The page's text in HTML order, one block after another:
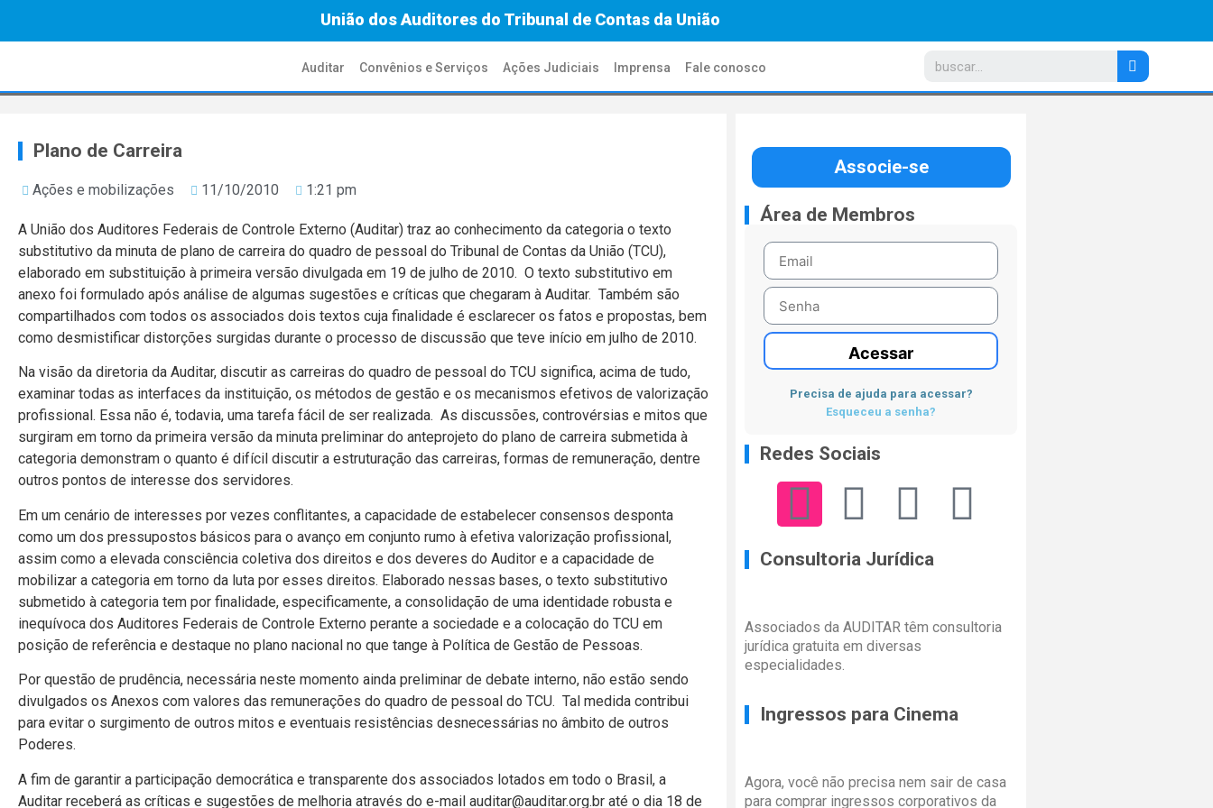
União dos Auditores do Tribunal de Contas da União
Auditar Convênios e Serviços Ações Judiciais Imprensa Fale conosco
Plano de Carreira
Ações e mobilizações 11/10/2010 1:21 pm
A União dos Auditores Federais de Controle Externo (Auditar) traz ao conhecimento da categoria o texto
substitutivo da minuta de plano de carreira do quadro de pessoal do Tribunal de Contas da União (TCU),
elaborado em substituição à primeira versão divulgada em 19 de julho de 2010. O texto substitutivo em
anexo foi formulado após análise de algumas sugestões e críticas que chegaram à Auditar. Também são
compartilhados com todos os associados dois textos cuja finalidade é esclarecer os fatos e propostas, bem
como desmistificar distorções surgidas durante o processo de discussão que teve início em julho de 2010.
Na visão da diretoria da Auditar, discutir as carreiras do quadro de pessoal do TCU significa, acima de tudo,
examinar todas as interfaces da instituição, os métodos de gestão e os mecanismos efetivos de valorização
profissional. Essa não é, todavia, uma tarefa fácil de ser realizada. As discussões, controvérsias e mitos que
surgiram em torno da primeira versão da minuta preliminar do anteprojeto do plano de carreira submetida à
categoria demonstram o quanto é difícil discutir a estruturação das carreiras, formas de remuneração, dentre
outros pontos de interesse dos servidores.
Em um cenário de interesses por vezes conflitantes, a capacidade de estabelecer consensos desponta
como um dos pressupostos básicos para o avanço em conjunto rumo à efetiva valorização profissional,
assim como a elevada consciência coletiva dos direitos e dos deveres do Auditor e a capacidade de
mobilizar a categoria em torno da luta por esses direitos. Elaborado nessas bases, o texto substitutivo
submetido à categoria tem por finalidade, especificamente, a consolidação de uma identidade robusta e
inequívoca dos Auditores Federais de Controle Externo perante a sociedade e a colocação do TCU em
posição de referência e destaque no plano nacional no que tange à Política de Gestão de Pessoas.
Por questão de prudência, necessária neste momento ainda preliminar de debate interno, não estão sendo
divulgados os Anexos com valores das remunerações do quadro de pessoal do TCU. Tal medida contribui
para evitar o surgimento de outros mitos e eventuais resistências desnecessárias no âmbito de outros
Poderes.
A fim de garantir a participação democrática e transparente dos associados lotados em todo o Brasil, a
Auditar receberá as críticas e sugestões de melhoria através do e-mail auditar@auditar.org.br até o dia 18 de
Associe-se
Área de Membros
Acessar
Precisa de ajuda para acessar?
Esqueceu a senha?
Redes Sociais
Consultoria Jurídica
Associados da AUDITAR têm consultoria
jurídica gratuita em diversas
especialidades.
Ingressos para Cinema
Agora, você não precisa nem sair de casa
para comprar ingressos corporativos da